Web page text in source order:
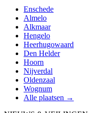
Enschede
Almelo
Alkmaar
Hengelo
Heerhugowaard
Den Helder
Hoorn
Nijverdal
Oldenzaal
Wognum
Alle plaatsen →